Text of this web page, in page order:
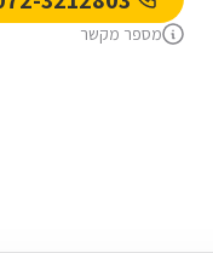
מספר מקשר